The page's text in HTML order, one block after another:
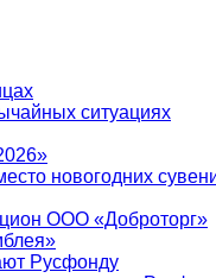
ситуациях
новогодних
ООО «Доброторг»
Русфонду